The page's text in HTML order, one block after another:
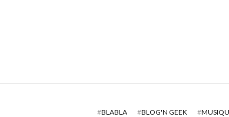
#BLABLA #BLOG'N GEEK #